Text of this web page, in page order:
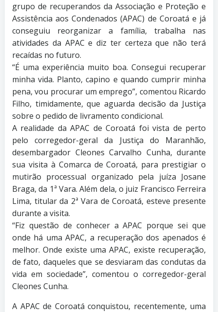
grupo de recuperandos da Associação e Proteção e
Assistência aos Condenados (APAC) de Coroatá e já
conseguiu reorganizar a família, trabalha nas
atividades da APAC e diz ter certeza que não terá
recaídas no futuro.
“É uma experiência muito boa. Consegui recuperar
minha vida. Planto, capino e quando cumprir minha
pena, vou procurar um emprego”, comentou Ricardo
Filho, timidamente, que aguarda decisão da Justiça
sobre o pedido de livramento condicional.
A realidade da APAC de Coroatá foi vista de perto
pelo corregedor-geral da Justiça do Maranhão,
desembargador Cleones Carvalho Cunha, durante
sua visita à Comarca de Coroatá, para prestigiar o
mutirão processual organizado pela juíza Josane
Braga, da 1ª Vara. Além dela, o juiz Francisco Ferreira
Lima, titular da 2ª Vara de Coroatá, esteve presente
durante a visita.
“Fiz questão de conhecer a APAC porque sei que
onde há uma APAC, a recuperação dos apenados é
melhor. Onde existe uma APAC, existe recuperação,
de fato, daqueles que se desviaram das condutas da
vida em sociedade”, comentou o corregedor-geral
Cleones Cunha.
A APAC de Coroatá conquistou, recentemente, uma